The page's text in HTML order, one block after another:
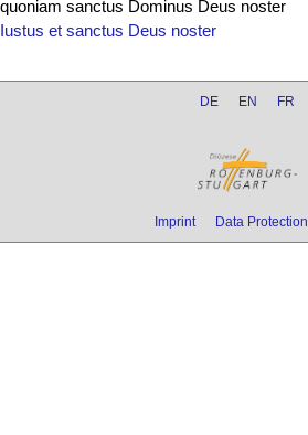
quoniam sanctus Dominus Deus noster
Iustus et sanctus Deus noster
DE EN FR
Imprint Data Protection